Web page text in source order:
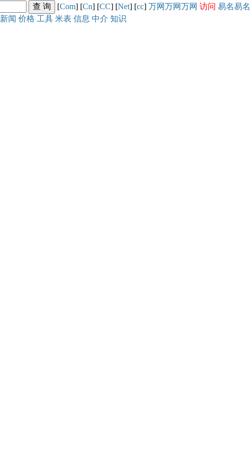
[Com] [Cn] [CC] [Net] [cc] 万网万网万网 访问 易名易名
新闻 价格 工具 米表 信息 中介 知识